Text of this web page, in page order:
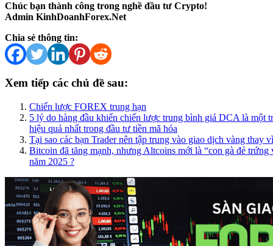
Chúc bạn thành công trong nghề đầu tư Crypto!
Admin KinhDoanhForex.Net
Chia sẻ thông tin:
Xem tiếp các chủ đề sau:
Chiến lược FOREX trung hạn
5 lý do hàng đầu khiến chiến lược trung bình giá DCA là một
hiệu quả nhất trong đầu tư tiền mã hóa
Tại sao các bạn Trader nên tập trung vào giao dịch vàng thay
Bitcoin đã tăng mạnh, nhưng Altcoins mới là “con gà đẻ trứng
năm 2025 ?